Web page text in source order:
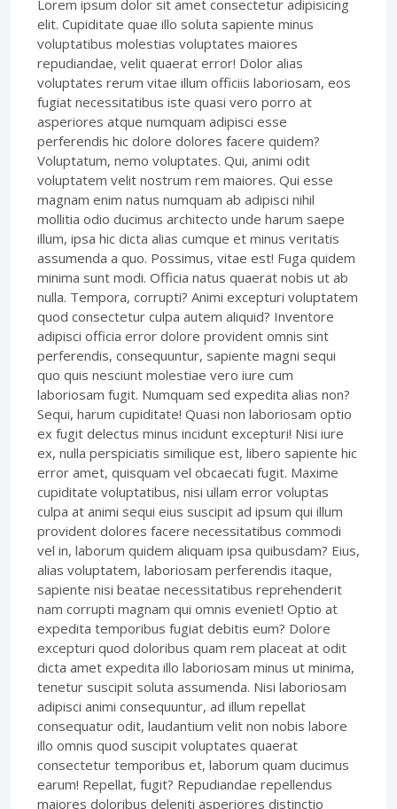
Lorem ipsum dolor sit amet consectetur adipisicing
elit. Cupiditate quae illo soluta sapiente minus
voluptatibus molestias voluptates maiores
repudiandae, velit quaerat error! Dolor alias
voluptates rerum vitae illum officiis laboriosam, eos
fugiat necessitatibus iste quasi vero porro at
asperiores atque numquam adipisci esse
perferendis hic dolore dolores facere quidem?
Voluptatum, nemo voluptates. Qui, animi odit
voluptatem velit nostrum rem maiores. Qui esse
magnam enim natus numquam ab adipisci nihil
mollitia odio ducimus architecto unde harum saepe
illum, ipsa hic dicta alias cumque et minus veritatis
assumenda a quo. Possimus, vitae est! Fuga quidem
minima sunt modi. Officia natus quaerat nobis ut ab
nulla. Tempora, corrupti? Animi excepturi voluptatem
quod consectetur culpa autem aliquid? Inventore
adipisci officia error dolore provident omnis sint
perferendis, consequuntur, sapiente magni sequi
quo quis nesciunt molestiae vero iure cum
laboriosam fugit. Numquam sed expedita alias non?
Sequi, harum cupiditate! Quasi non laboriosam optio
ex fugit delectus minus incidunt excepturi! Nisi iure
ex, nulla perspiciatis similique est, libero sapiente hic
error amet, quisquam vel obcaecati fugit. Maxime
cupiditate voluptatibus, nisi ullam error voluptas
culpa at animi sequi eius suscipit ad ipsum qui illum
provident dolores facere necessitatibus commodi
vel in, laborum quidem aliquam ipsa quibusdam? Eius,
alias voluptatem, laboriosam perferendis itaque,
sapiente nisi beatae necessitatibus reprehenderit
nam corrupti magnam qui omnis eveniet! Optio at
expedita temporibus fugiat debitis eum? Dolore
excepturi quod doloribus quam rem placeat at odit
dicta amet expedita illo laboriosam minus ut minima,
tenetur suscipit soluta assumenda. Nisi laboriosam
adipisci animi consequuntur, ad illum repellat
consequatur odit, laudantium velit non nobis labore
illo omnis quod suscipit voluptates quaerat
consectetur temporibus et, laborum quam ducimus
earum! Repellat, fugit? Repudiandae repellendus
maiores doloribus deleniti asperiores distinctio